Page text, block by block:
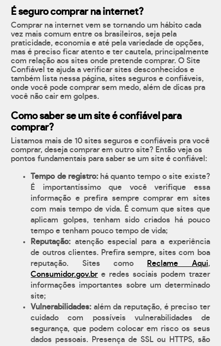
É seguro comprar na internet?
Comprar na internet vem se tornando um hábito cada
vez mais comum entre os brasileiros, seja pela
praticidade, economia e até pela variedade de opções,
mas é preciso ficar atento e ter cautela, principalmente
com relação aos sites onde pretende comprar. O Site
Confiável te ajuda a verificar sites desconhecidos e
também lista nessa página, sites seguros e confiáveis,
onde você pode comprar sem medo, além de dicas pra
você não cair em golpes.
Como saber se um site é confiável para
comprar?
Listamos mais de 10 sites seguros e confiáveis pra você
comprar, deseja comprar em outro site? Então veja os
pontos fundamentais para saber se um site é confiável:
Tempo de registro:há quanto tempo o site existe?
É importantíssimo que você verifique essa
informação e prefira sempre comprar em sites
com mais tempo de vida. É comum que sites que
aplicam golpes, tenham sido criados há pouco
tempo e tenham pouco tempo de vida;
Reputação: atenção especial para a experiência
de outros clientes. Prefira sempre, sites com boa
reputação. Sites como
Reclame Aqui,
Consumidor.gov.br e redes sociais podem trazer
informações importantes sobre um determinado
site;
Vulnerabilidades: além da reputação, é preciso ter
cuidado com possíveis vulnerabilidades de
segurança, que podem colocar em risco os seus
dados pessoais. Presença de SSL ou HTTPS, são